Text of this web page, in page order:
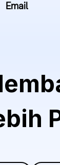
Email